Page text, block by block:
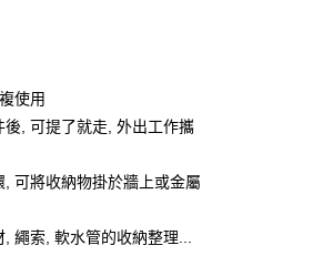
使用
後, 可提了就走, 外出工作攜
, 可將收納物掛於牆上或金屬
繩索, 軟水管的收納整理...